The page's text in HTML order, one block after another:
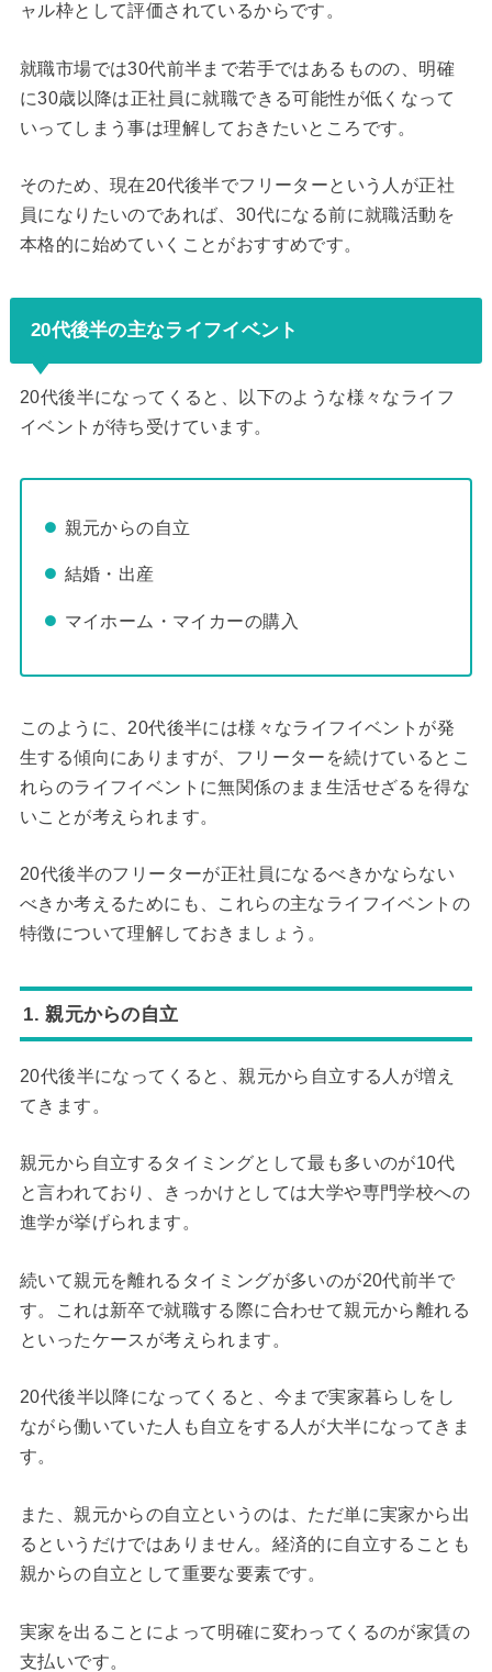
ャル枠として評価されているからです。
就職市場では30代前半まで若手ではあるものの、明確
に30歳以降は正社員に就職できる可能性が低くなって
いってしまう事は理解しておきたいところです。
そのため、現在20代後半でフリーターという人が正社
員になりたいのであれば、30代になる前に就職活動を
本格的に始めていくことがおすすめです。
20代後半の主なライフイベント
20代後半になってくると、以下のような様々なライフ
イベントが待ち受けています。
親元からの自立
結婚・出産
マイホーム・マイカーの購入
このように、20代後半には様々なライフイベントが発
生する傾向にありますが、フリーターを続けているとこ
れらのライフイベントに無関係のまま生活せざるを得な
いことが考えられます。
20代後半のフリーターが正社員になるべきかならない
べきか考えるためにも、これらの主なライフイベントの
特徴について理解しておきましょう。
1. 親元からの自立
20代後半になってくると、親元から自立する人が増え
てきます。
親元から自立するタイミングとして最も多いのが10代
と言われており、きっかけとしては大学や専門学校への
進学が挙げられます。
続いて親元を離れるタイミングが多いのが20代前半で
す。これは新卒で就職する際に合わせて親元から離れる
といったケースが考えられます。
20代後半以降になってくると、今まで実家暮らしをし
ながら働いていた人も自立をする人が大半になってきま
す。
また、親元からの自立というのは、ただ単に実家から出
るというだけではありません。経済的に自立することも
親からの自立として重要な要素です。
実家を出ることによって明確に変わってくるのが家賃の
支払いです。